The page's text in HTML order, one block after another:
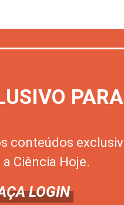
PARA
conteúdos
Ciência Hoje.
LOGIN